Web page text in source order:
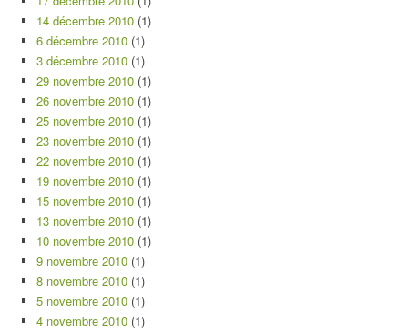
14 décembre 2010 (1)
6 décembre 2010 (1)
3 décembre 2010 (1)
29 novembre 2010 (1)
26 novembre 2010 (1)
25 novembre 2010 (1)
23 novembre 2010 (1)
22 novembre 2010 (1)
19 novembre 2010 (1)
15 novembre 2010 (1)
13 novembre 2010 (1)
10 novembre 2010 (1)
9 novembre 2010 (1)
8 novembre 2010 (1)
5 novembre 2010 (1)
4 novembre 2010 (1)